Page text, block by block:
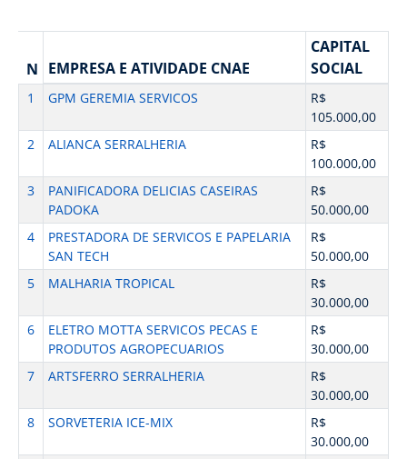
N EMPRESA E ATIVIDADE CNAE
CAPITAL
SOCIAL
1 GPM GEREMIA SERVICOS
R$
105.000,00
2
ALIANCA SERRALHERIA
R$
100.000,00
3
PANIFICADORA DELICIAS CASEIRAS
PADOKA
R$
50.000,00
4
PRESTADORA DE SERVICOS E PAPELARIA
SAN TECH
R$
50.000,00
5
MALHARIA TROPICAL
R$
30.000,00
6
ELETRO MOTTA SERVICOS PECAS E
PRODUTOS AGROPECUARIOS
R$
30.000,00
7
ARTSFERRO SERRALHERIA
R$
30.000,00
8
SORVETERIA ICE-MIX
R$
30.000,00